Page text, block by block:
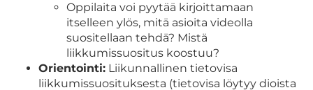
Oppilaita voi pyytää kirjoittamaan
itselleen ylös, mitä asioita videolla
suositellaan tehdä? Mistä
liikkumissuositus koostuu?
Orientointi: Liikunnallinen tietovisa
liikkumissuosituksesta (tietovisa löytyy dioista